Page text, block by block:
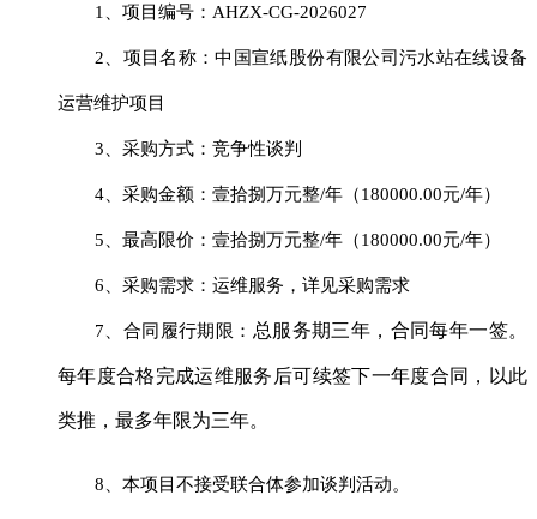
1、项目编号： AHZX-CG-2026027
2、项目名称：中国宣纸股份有限公司污水站在线设备
运营维护项目
3、采购方式： 竞争性谈判
4、 采购金额： 壹拾捌万元整/年（180000.00元/年）
5、最高限价： 壹拾捌万元整/年（180000.00元/年）
6、采购需求： 运维服务 ，详见采购需求
7、合同履行期限： 总服务期三年，合同每年一签。
每年度合格完成运维服务后可续签下一年度合同，以此
类推，最多年限为三年。
8、本项目不接受联合体参加谈判活动。